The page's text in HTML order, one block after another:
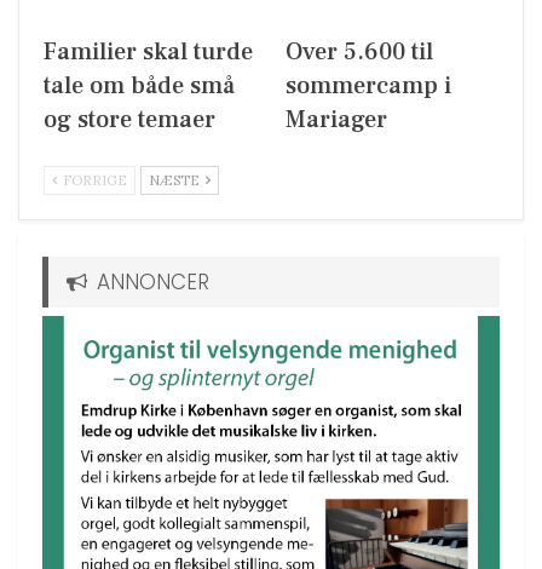
Familier skal turde
tale om både små
og store temaer
Over 5.600 til
sommercamp i
Mariager
FORRIGE NÆSTE
ANNONCER